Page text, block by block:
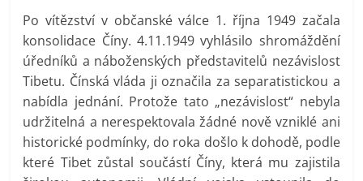
Po vítězství v občanské válce 1. října 1949 začala
konsolidace Číny. 4.11.1949 vyhlásilo shromáždění
úředníků a náboženských představitelů nezávislost
Tibetu. Čínská vláda ji označila za separatistickou a
nabídla jednání. Protože tato „nezávislost“ nebyla
udržitelná a nerespektovala žádné nově vzniklé ani
historické podmínky, do roka došlo k dohodě, podle
které Tibet zůstal součástí Číny, která mu zajistila